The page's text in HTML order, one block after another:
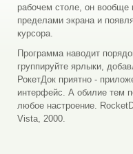
рабочем столе, он вообще
пределами экрана и
курсора.
Программа наводит
группируйте ярлыки,
РокетДок приятно -
интерфейс. А обилие тем
любое настроение.
Vista, 2000.